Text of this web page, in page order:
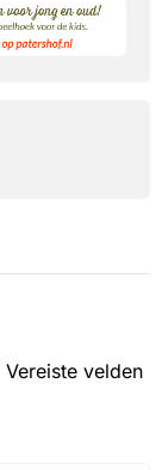
Vereiste velden